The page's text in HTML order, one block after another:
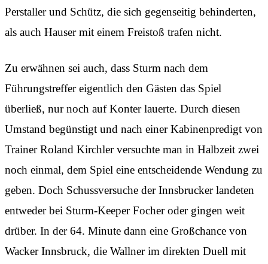
Perstaller und Schütz, die sich gegenseitig behinderten,
als auch Hauser mit einem Freistoß trafen nicht.
Zu erwähnen sei auch, dass Sturm nach dem
Führungstreffer eigentlich den Gästen das Spiel
überließ, nur noch auf Konter lauerte. Durch diesen
Umstand begünstigt und nach einer Kabinenpredigt von
Trainer Roland Kirchler versuchte man in Halbzeit zwei
noch einmal, dem Spiel eine entscheidende Wendung zu
geben. Doch Schussversuche der Innsbrucker landeten
entweder bei Sturm-Keeper Focher oder gingen weit
drüber. In der 64. Minute dann eine Großchance von
Wacker Innsbruck, die Wallner im direkten Duell mit